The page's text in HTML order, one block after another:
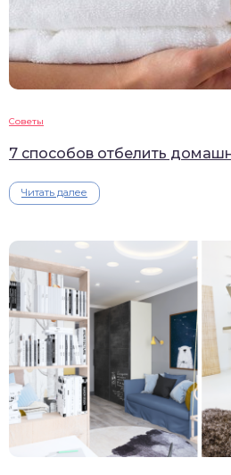
Советы
7 способов отбелить
Читать далее